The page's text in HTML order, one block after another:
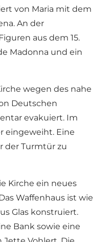
von Maria mit dem
An der
aus dem 15.
Madonna und ein
wegen des nahe
Deutschen
evakuiert. Im
eingeweiht. Eine
der Turmtür zu
Kirche ein neues
Waffenhaus ist wie
Glas konstruiert.
Bank sowie eine